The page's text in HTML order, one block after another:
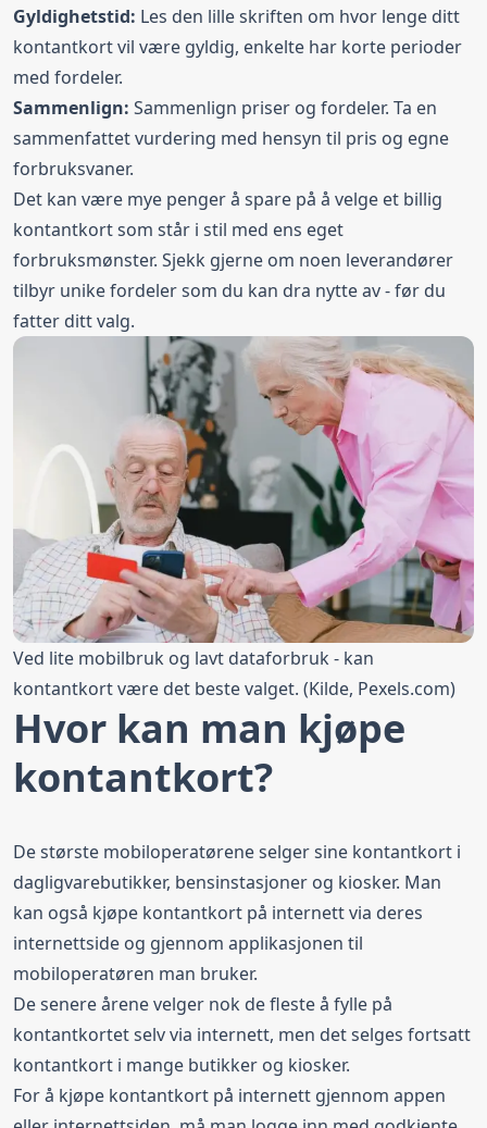
Gyldighetstid: Les den lille skriften om hvor lenge ditt
kontantkort vil være gyldig, enkelte har korte perioder
med fordeler.
Sammenlign: Sammenlign priser og fordeler. Ta en
sammenfattet vurdering med hensyn til pris og egne
forbruksvaner.
Det kan være mye penger å spare på å velge et billig
kontantkort som står i stil med ens eget
forbruksmønster. Sjekk gjerne om noen leverandører
tilbyr unike fordeler som du kan dra nytte av - før du
fatter ditt valg.
Ved lite mobilbruk og lavt dataforbruk - kan
kontantkort være det beste valget. (Kilde, Pexels.com)
Hvor kan man kjøpe
kontantkort?
De største mobiloperatørene selger sine kontantkort i
dagligvarebutikker, bensinstasjoner og kiosker. Man
kan også kjøpe kontantkort på internett via deres
internettside og gjennom applikasjonen til
mobiloperatøren man bruker.
De senere årene velger nok de fleste å fylle på
kontantkortet selv via internett, men det selges fortsatt
kontantkort i mange butikker og kiosker.
For å kjøpe kontantkort på internett gjennom appen